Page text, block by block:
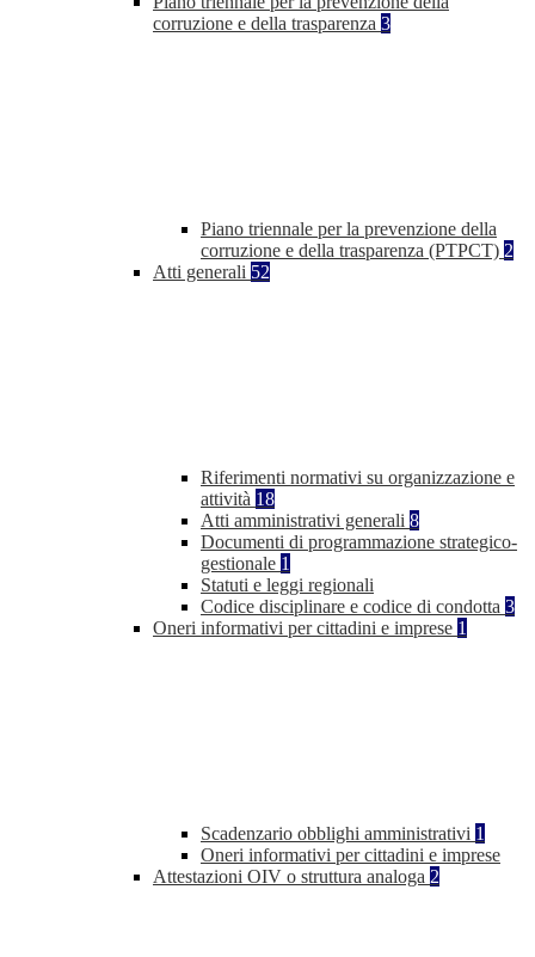
corruzione e della trasparenza 3
Piano triennale per la prevenzione della
corruzione e della trasparenza (PTPCT) 2
Atti generali 52
Riferimenti normativi su organizzazione e
attività 18
Atti amministrativi generali 8
Documenti di programmazione strategico-
gestionale 1
Statuti e leggi regionali
Codice disciplinare e codice di condotta 3
Oneri informativi per cittadini e imprese 1
Scadenzario obblighi amministrativi 1
Oneri informativi per cittadini e imprese
Attestazioni OIV o struttura analoga 2